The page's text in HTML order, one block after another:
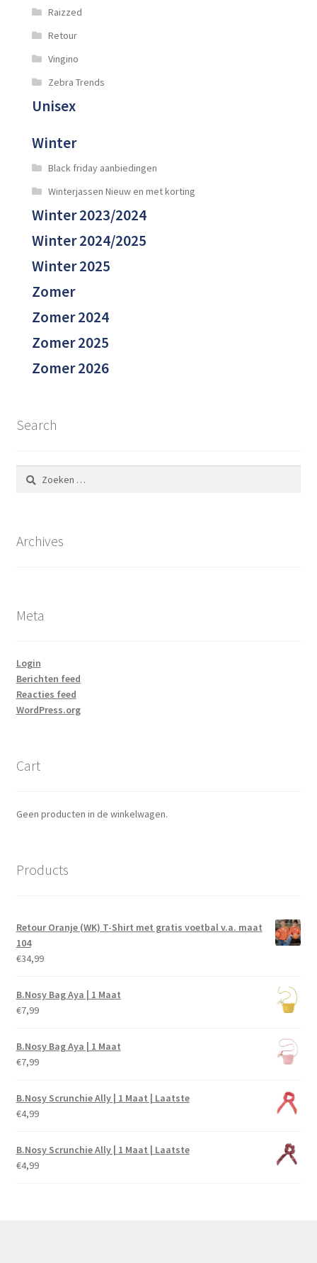
Raizzed
Retour
Vingino
Zebra Trends
Unisex
Winter
Black friday aanbiedingen
Winterjassen Nieuw en met korting
Winter 2023/2024
Winter 2024/2025
Winter 2025
Zomer
Zomer 2024
Zomer 2025
Zomer 2026
Search
Zoeken
naar:
Archives
Meta
Login
Berichten feed
Reacties feed
WordPress.org
Cart
Geen producten in de winkelwagen.
Products
Retour Oranje (WK) T-Shirt met gratis voetbal v.a. maat
104
€34,99
B.Nosy Bag Aya | 1 Maat
€7,99
B.Nosy Bag Aya | 1 Maat
€7,99
B.Nosy Scrunchie Ally | 1 Maat | Laatste
€4,99
B.Nosy Scrunchie Ally | 1 Maat | Laatste
€4,99